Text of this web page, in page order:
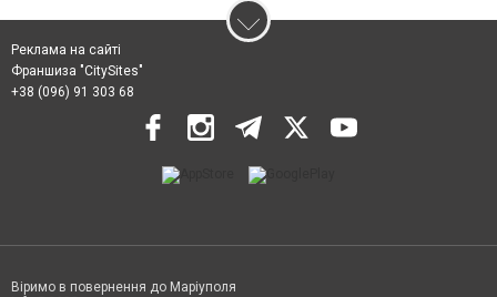
Реклама на сайті
Франшиза "CitySites"
+38 (096) 91 303 68
Віримо в повернення до Маріуполя